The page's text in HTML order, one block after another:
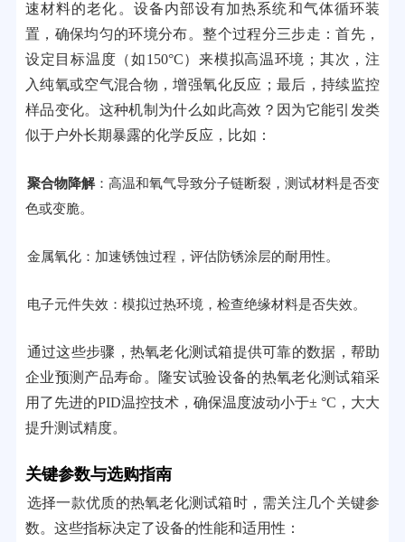
速材料的老化。设备内部设有加热系统和气体循环装
置，确保均匀的环境分布。整个过程分三步走：首先，
设定目标温度（如150°C）来模拟高温环境；其次，注
入纯氧或空气混合物，增强氧化反应；最后，持续监控
样品变化。这种机制为什么如此高效？因为它能引发类
似于户外长期暴露的化学反应，比如：
聚合物降解：高温和氧气导致分子链断裂，测试材料是否变
色或变脆。
金属氧化：加速锈蚀过程，评估防锈涂层的耐用性。
电子元件失效：模拟过热环境，检查绝缘材料是否失效。
通过这些步骤，热氧老化测试箱提供可靠的数据，帮助
企业预测产品寿命。隆安试验设备的热氧老化测试箱采
用了先进的PID温控技术，确保温度波动小于± °C，大大
提升测试精度。
关键参数与选购指南
选择一款优质的热氧老化测试箱时，需关注几个关键参
数。这些指标决定了设备的性能和适用性：